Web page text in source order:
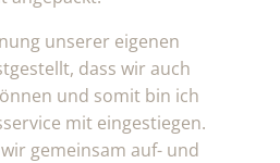
unserer eigenen
dass wir auch
und somit bin ich
mit eingestiegen.
gemeinsam auf- und